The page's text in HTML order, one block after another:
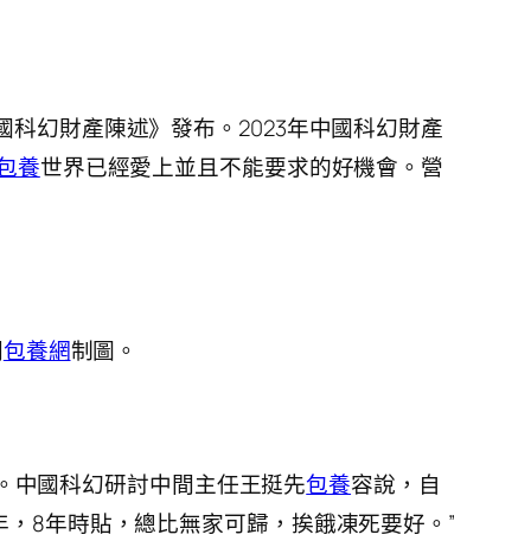
科幻財產陳述》發布。2023年中國科幻財產
養世界已經愛上並且不能要求的好機會。營
包養網制圖。
中國科幻研討中間主任王挺先包養容說，自
，8年時貼，總比無家可歸，挨餓凍死要好。”